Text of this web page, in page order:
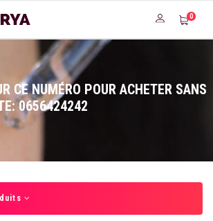
0
CE NUMÉRO POUR ACHETER SANS
0656424242